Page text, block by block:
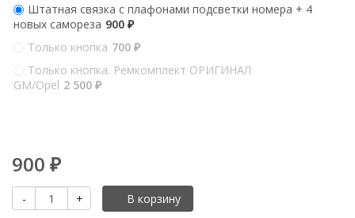
Штатная связка с плафонами подсветки номера + 4
новых самореза 900 ₽
Только кнопка 700 ₽
Только кнопка. Ремкомплект ОРИГИНАЛ
GM/Opel 2 500 ₽
900 ₽
- + В корзину